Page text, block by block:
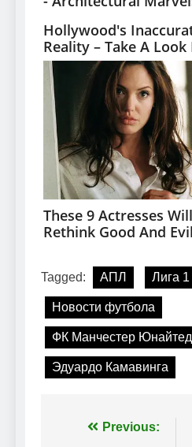
Tagged: АПЛ Лига 1
Новости футбола
ФК Манчестер Юнайтед
Эдуардо Камавинга
Навігація
Previous: